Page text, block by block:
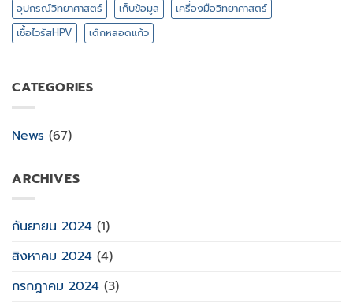
อุปกรณ์วิทยาศาสตร์
เก็บข้อมูล
เครื่องมือวิทยาศาสตร์
เชื้อไวรัสHPV
เด็กหลอดแก้ว
CATEGORIES
News (67)
ARCHIVES
กันยายน 2024 (1)
สิงหาคม 2024 (4)
กรกฎาคม 2024 (3)